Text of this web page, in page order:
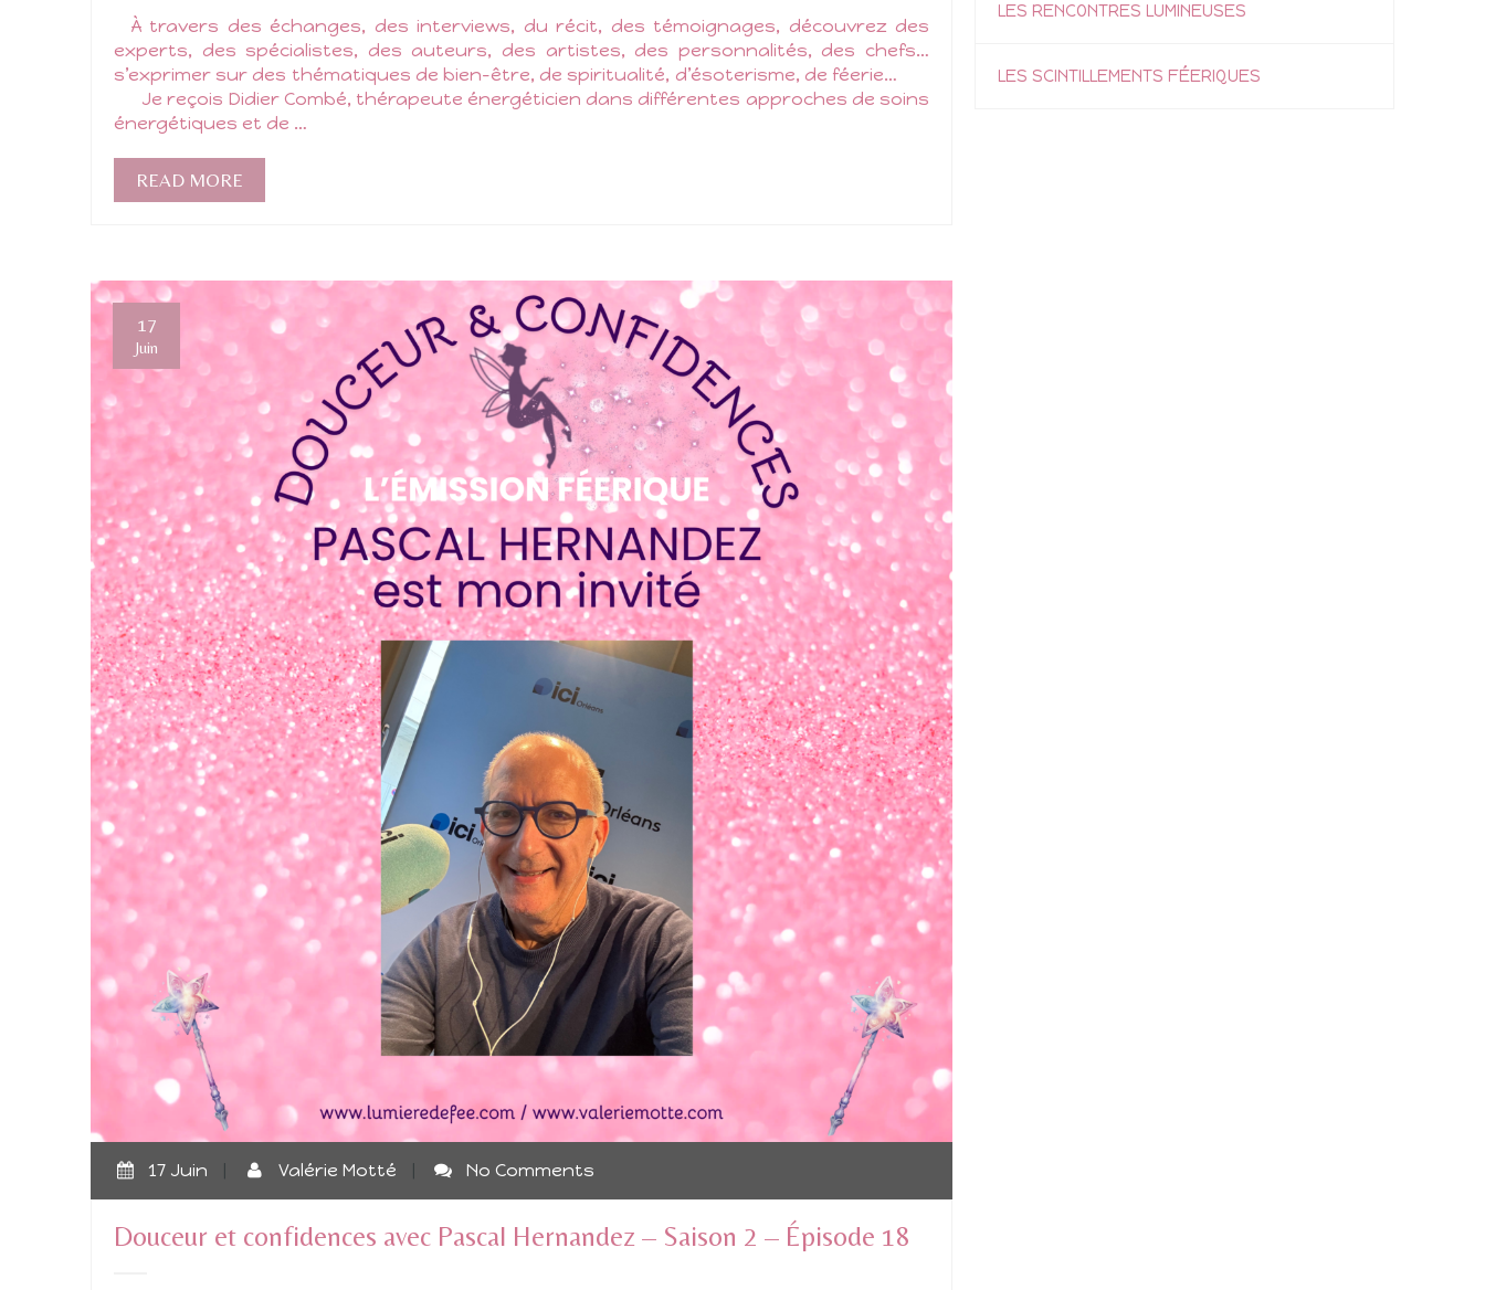
À travers des échanges, des interviews, du récit, des témoignages, découvrez des
experts, des spécialistes, des auteurs, des artistes, des personnalités, des chefs…
s’exprimer sur des thématiques de bien-être, de spiritualité, d’ésoterisme, de féerie…
Je reçois Didier Combé, thérapeute énergéticien dans différentes approches de soins
énergétiques et de …
READ MORE
17
Juin
17 Juin | Valérie Motté | No Comments
Douceur et confidences avec Pascal Hernandez – Saison 2 – Épisode 18
LES RENCONTRES LUMINEUSES
LES SCINTILLEMENTS FÉERIQUES